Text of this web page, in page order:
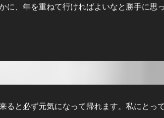
に、年を重ねて行ければよいなと勝手に思っ
ると必ず元気になって帰れます。私にとっ